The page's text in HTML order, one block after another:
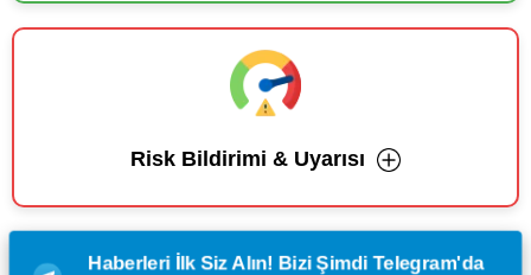
Risk Bildirimi & Uyarısı
Haberleri İlk Siz Alın! Bizi Şimdi Telegram'da